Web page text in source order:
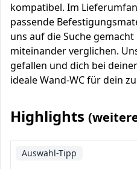
kompatibel. Im
passende
uns auf die Suche
miteinander verglichen.
gefallen und dich bei
ideale Wand-WC für dein
Highlights
Auswahl-Tipp